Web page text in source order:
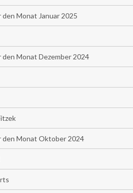
Monat Januar 2025
Monat Dezember 2024
Monat Oktober 2024